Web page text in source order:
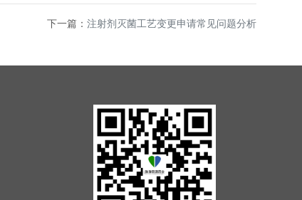
下一篇： 注射剂灭菌工艺变更申请常见问题分析